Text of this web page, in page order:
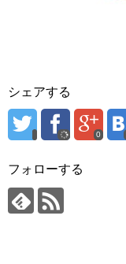
シェアする
0
フォローする